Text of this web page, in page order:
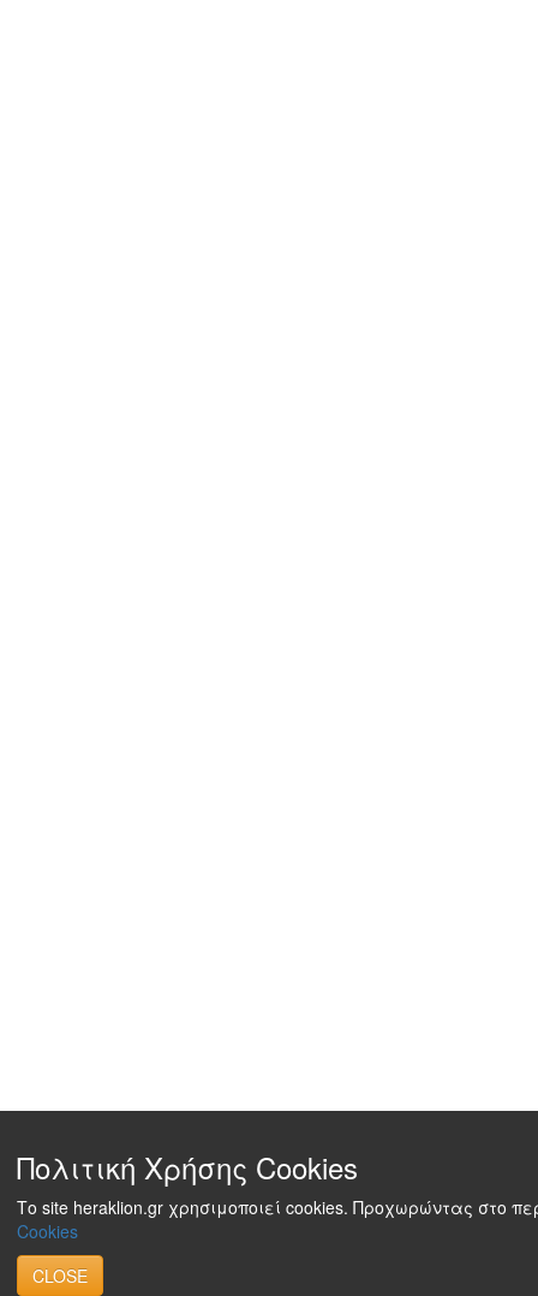
Πολιτική Χρήσης Cookies
Το site heraklion.gr χρησιμοποιεί cookies. Προχωρώντας στο
Cookies
CLOSE